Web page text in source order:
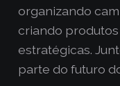
organizando
criando
estratégicas.
parte do futuro